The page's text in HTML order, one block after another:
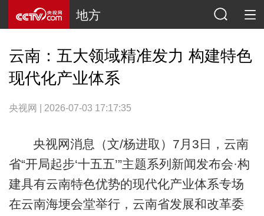
地方
云南：五大领域精准发力 构建特色
现代化产业体系
央视网 | 2026-07-03 17:17:35
央视网消息（文/杨进取）7月3日，云南
省“开局起步‘十五五’”主题系列新闻发布会·构
建具有云南特色优势的现代化产业体系专场
在云南海埂会堂举行，云南省发展和改革委